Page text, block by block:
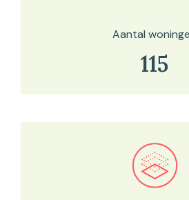
Aantal
115
Bekijk in onze